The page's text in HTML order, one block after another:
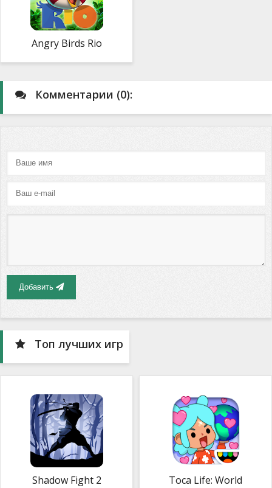
Angry Birds Rio
Комментарии (0):
Добавить
Топ лучших игр
Shadow Fight 2 Toca Life: World